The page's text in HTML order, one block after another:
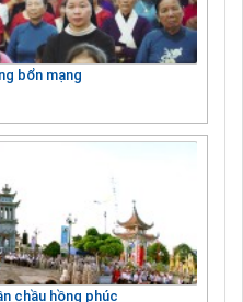
bổn mạng
chầu hồng phúc